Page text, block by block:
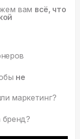
вам всё, что
не
маркетинг?
бренд?